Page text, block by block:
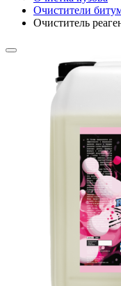
Очистители
Очиститель